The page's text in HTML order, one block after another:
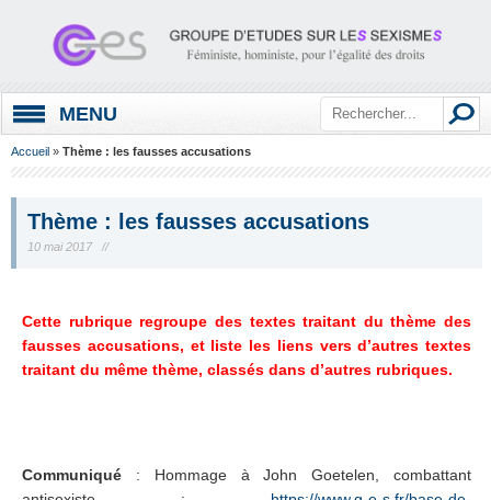
MENU
Accueil » Thème : les fausses accusations
Thème : les fausses accusations
10 mai 2017 //
Cette rubrique regroupe des textes traitant du thème des
fausses accusations, et liste les liens vers d’autres textes
traitant du même thème, classés dans d’autres rubriques.
Communiqué : Hommage à John Goetelen, combattant